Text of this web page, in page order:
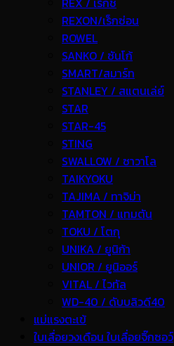
REXON/เร็กซ่อน
ROWEL
SANKO / ซันโก้
SMART/สมาร์ท
STANLEY / สแตนเล่ย์
STAR
STAR-45
STING
SWALLOW / ซาวาโล
TAIKYOKU
TAJIMA / ทาจิม่า
TAMTON / แทมตัน
TOKU / โตกุ
UNIKA / ยูนิก้า
UNIOR / ยูนิออร์
VITAL / ไวทัล
WD-40 / ดับบลิวดี40
แม่แรงตะเข้
ใบเลื่อยวงเดือน ใบเลื่อยจิ๊กซอว์